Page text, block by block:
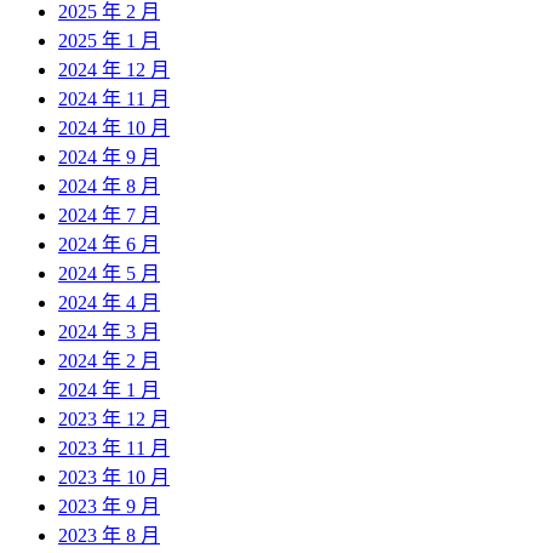
2025 年 2 月
2025 年 1 月
2024 年 12 月
2024 年 11 月
2024 年 10 月
2024 年 9 月
2024 年 8 月
2024 年 7 月
2024 年 6 月
2024 年 5 月
2024 年 4 月
2024 年 3 月
2024 年 2 月
2024 年 1 月
2023 年 12 月
2023 年 11 月
2023 年 10 月
2023 年 9 月
2023 年 8 月